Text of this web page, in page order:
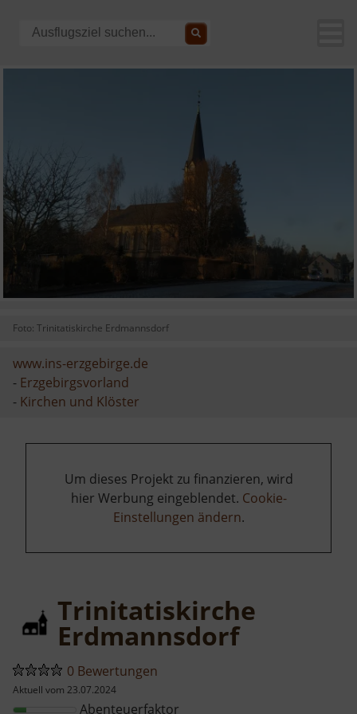
Foto: Trinitatiskirche Erdmannsdorf
www.ins-erzgebirge.de
- Erzgebirgsvorland
- Kirchen und Klöster
Um dieses Projekt zu finanzieren, wird
hier Werbung eingeblendet. Cookie-
Einstellungen ändern.
Trinitatiskirche
Erdmannsdorf
0 Bewertungen
Aktuell vom 23.07.2024
Abenteuerfaktor